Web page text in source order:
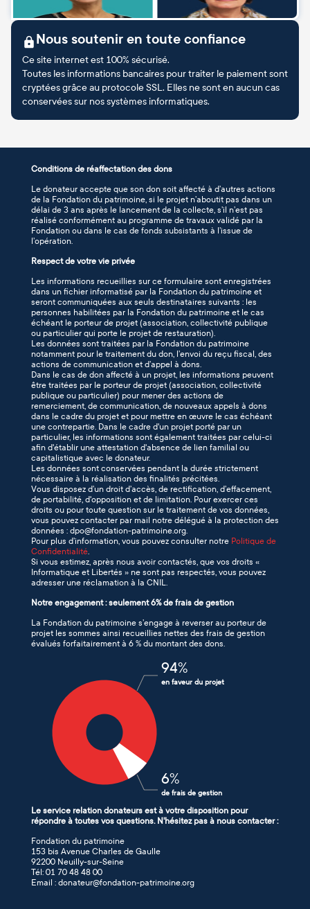
Nous soutenir en toute confiance
Ce site internet est 100% sécurisé.
Toutes les informations bancaires pour traiter le paiement sont
cryptées grâce au protocole SSL. Elles ne sont en aucun cas
conservées sur nos systèmes informatiques.
Conditions de réaffectation des dons
Le donateur accepte que son don soit affecté à d’autres actions
de la Fondation du patrimoine, si le projet n’aboutit pas dans un
délai de 3 ans après le lancement de la collecte, s’il n’est pas
réalisé conformément au programme de travaux validé par la
Fondation ou dans le cas de fonds subsistants à l’issue de
l’opération.
Respect de votre vie privée
Les informations recueillies sur ce formulaire sont enregistrées
dans un fichier informatisé par la Fondation du patrimoine et
seront communiquées aux seuls destinataires suivants : les
personnes habilitées par la Fondation du patrimoine et le cas
échéant le porteur de projet (association, collectivité publique
ou particulier qui porte le projet de restauration).
Les données sont traitées par la Fondation du patrimoine
notamment pour le traitement du don, l’envoi du reçu fiscal, des
actions de communication et d’appel à dons.
Dans le cas de don affecté à un projet, les informations peuvent
être traitées par le porteur de projet (association, collectivité
publique ou particulier) pour mener des actions de
remerciement, de communication, de nouveaux appels à dons
dans le cadre du projet et pour mettre en œuvre le cas échéant
une contrepartie. Dans le cadre d'un projet porté par un
particulier, les informations sont également traitées par celui-ci
afin d'établir une attestation d'absence de lien familial ou
capitalistique avec le donateur.
Les données sont conservées pendant la durée strictement
nécessaire à la réalisation des finalités précitées.
Vous disposez d’un droit d’accès, de rectification, d’effacement,
de portabilité, d'opposition et de limitation. Pour exercer ces
droits ou pour toute question sur le traitement de vos données,
vous pouvez contacter par mail notre délégué à la protection des
données : dpo@fondation-patrimoine.org.
Pour plus d’information, vous pouvez consulter notre Politique de
Confidentialité.
Si vous estimez, après nous avoir contactés, que vos droits «
Informatique et Libertés » ne sont pas respectés, vous pouvez
adresser une réclamation à la CNIL.
Notre engagement : seulement 6% de frais de gestion
La Fondation du patrimoine s’engage à reverser au porteur de
projet les sommes ainsi recueillies nettes des frais de gestion
évalués forfaitairement à 6 % du montant des dons.
94%
en faveur du projet
6%
de frais de gestion
Le service relation donateurs est à votre disposition pour
répondre à toutes vos questions. N'hésitez pas à nous contacter :
Fondation du patrimoine
153 bis Avenue Charles de Gaulle
92200 Neuilly-sur-Seine
Tél: 01 70 48 48 00
Email : donateur@fondation-patrimoine.org